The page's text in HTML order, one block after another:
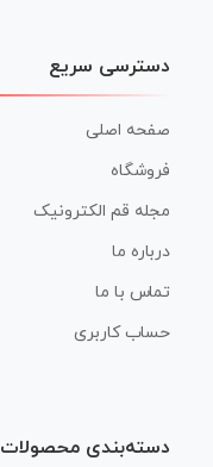
دسترسی سریع
صفحه اصلی
فروشگاه
مجله قم الکترونیک
درباره ما
تماس با ما
حساب کاربری
دسته‌بندی محصولات